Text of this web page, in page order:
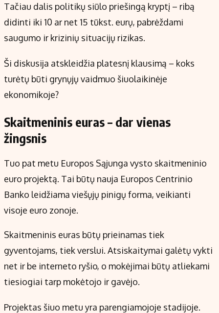
Tačiau dalis politikų siūlo priešingą kryptį – ribą
didinti iki 10 ar net 15 tūkst. eurų, pabrėždami
saugumo ir krizinių situacijų rizikas.
Ši diskusija atskleidžia platesnį klausimą – koks
turėtų būti grynųjų vaidmuo šiuolaikinėje
ekonomikoje?
Skaitmeninis euras – dar vienas
žingsnis
Tuo pat metu Europos Sąjunga vysto skaitmeninio
euro projektą. Tai būtų nauja Europos Centrinio
Banko leidžiama viešųjų pinigų forma, veikianti
visoje euro zonoje.
Skaitmeninis euras būtų prieinamas tiek
gyventojams, tiek verslui. Atsiskaitymai galėtų vykti
net ir be interneto ryšio, o mokėjimai būtų atliekami
tiesiogiai tarp mokėtojo ir gavėjo.
Projektas šiuo metu yra parengiamojoje stadijoje.